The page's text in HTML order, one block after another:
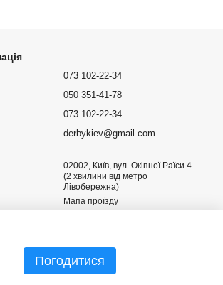
073 102-22-34
050 351-41-78
073 102-22-34
derbykiev@gmail.com
02002, Київ, вул. Окіпної Раїси 4.
(2 хвилини від метро
Лівобережна)
Мапа проїзду
Погодитися